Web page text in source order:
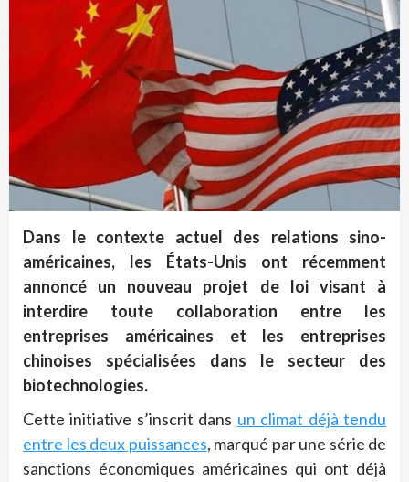
Dans le contexte actuel des relations sino-
américaines, les États-Unis ont récemment
annoncé un nouveau projet de loi visant à
interdire toute collaboration entre les
entreprises américaines et les entreprises
chinoises spécialisées dans le secteur des
biotechnologies.
Cette initiative s’inscrit dans un climat déjà tendu
entre les deux puissances, marqué par une série de
sanctions économiques américaines qui ont déjà